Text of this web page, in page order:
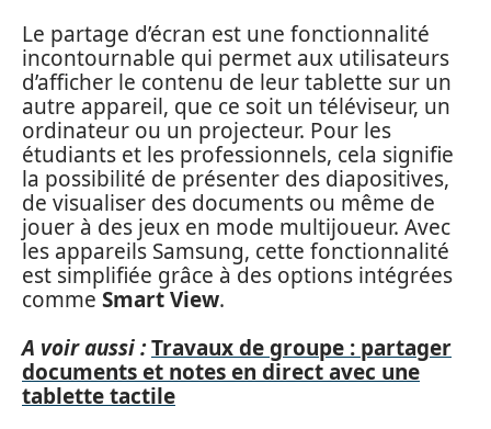
Le partage d’écran est une fonctionnalité
incontournable qui permet aux utilisateurs
d’afficher le contenu de leur tablette sur un
autre appareil, que ce soit un téléviseur, un
ordinateur ou un projecteur. Pour les
étudiants et les professionnels, cela signifie
la possibilité de présenter des diapositives,
de visualiser des documents ou même de
jouer à des jeux en mode multijoueur. Avec
les appareils Samsung, cette fonctionnalité
est simplifiée grâce à des options intégrées
comme Smart View.
A voir aussi :Travaux de groupe : partager
documents et notes en direct avec une
tablette tactile